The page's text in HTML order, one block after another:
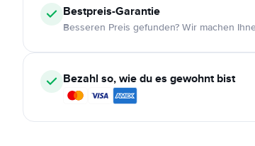
Bestpreis-Garantie
Besseren Preis gefunden? Wir machen
Bezahl so, wie du es gewohnt bist